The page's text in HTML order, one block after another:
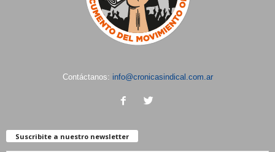
Contáctanos: info@cronicasindical.com.ar
Suscribite a nuestro newsletter